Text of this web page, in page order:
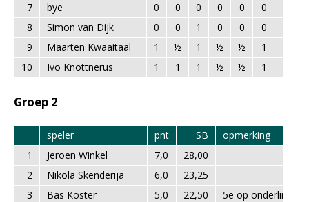
7
bye 0 0 0 0 0 0
8
Simon van Dijk 0 0 1 0 0 0
9
Maarten Kwaaitaal 1 ½ 1 ½ ½ 1
10
Ivo Knottnerus 1 1 1 ½ ½ 1
Groep 2
speler pnt SB
opmerking
1
Jeroen Winkel 7,0
28,00
2
Nikola Skenderija 6,0
23,25
3
Bas Koster 5,0 22,50
5e op onderling